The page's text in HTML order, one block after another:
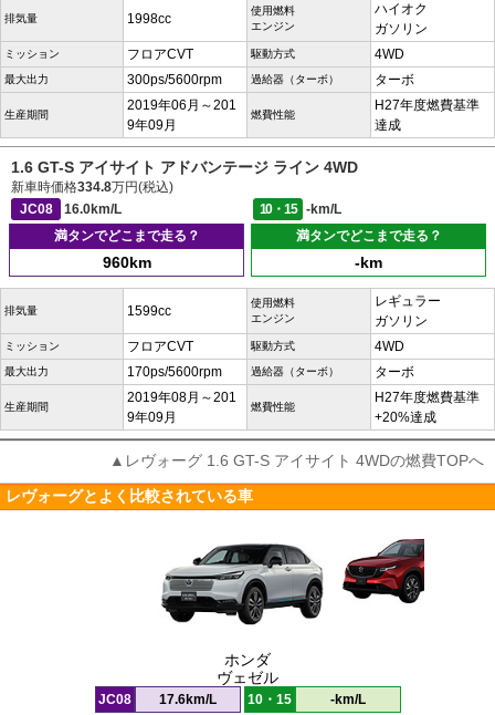
排気量 1998cc
使用燃料
エンジン
ハイオク
ガソリン
ミッション フロアCVT 駆動方式 4WD
最大出力 300ps/5600rpm 過給器（ターボ） ターボ
生産期間
2019年06月～201
9年09月
燃費性能
H27年度燃費基準
達成
1.6 GT-S アイサイト アドバンテージ ライン 4WD
新車時価格334.8万円(税込)
JC08
16.0km/L 10・15
-km/L
満タンでどこまで走る？
960km
満タンでどこまで走る？
-km
排気量 1599cc
使用燃料
エンジン
レギュラー
ガソリン
ミッション フロアCVT 駆動方式 4WD
最大出力 170ps/5600rpm 過給器（ターボ） ターボ
生産期間
2019年08月～201
9年09月
燃費性能
H27年度燃費基準
+20%達成
▲レヴォーグ 1.6 GT-S アイサイト 4WDの燃費TOPへ
レヴォーグとよく比較されている車
ホンダ
ヴェゼル
JC08 17.6km/L 10・15 -km/L